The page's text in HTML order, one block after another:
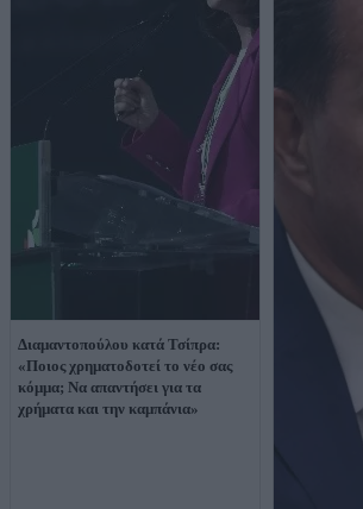
Διαμαντοπούλου κατά Τσίπρα:
«Ποιος χρηματοδοτεί το νέο σας
κόμμα; Να απαντήσει για τα
χρήματα και την καμπάνια»